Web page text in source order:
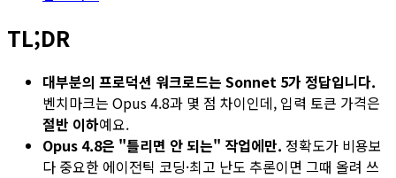
TL;DR
대부분의 프로덕션 워크로드는 Sonnet 5가 정답입니다.
벤치마크는 Opus 4.8과 몇 점 차이인데, 입력 토큰 가격은
절반 이하예요.
Opus 4.8은 "틀리면 안 되는" 작업에만. 정확도가 비용보
다 중요한 에이전틱 코딩·최고 난도 추론이면 그때 올려 쓰